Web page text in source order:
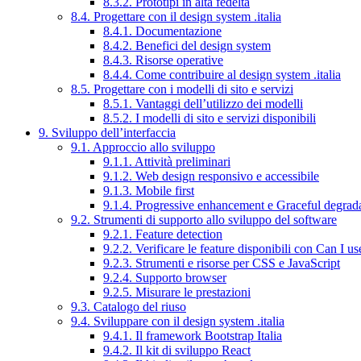
8.4. Progettare con il design system .italia
8.4.1. Documentazione
8.4.2. Benefici del design system
8.4.3. Risorse operative
8.4.4. Come contribuire al design system .italia
8.5. Progettare con i modelli di sito e servizi
8.5.1. Vantaggi dell’utilizzo dei modelli
8.5.2. I modelli di sito e servizi disponibili
9. Sviluppo dell’interfaccia
9.1. Approccio allo sviluppo
9.1.1. Attività preliminari
9.1.2. Web design responsivo e accessibile
9.1.3. Mobile first
9.1.4. Progressive enhancement e Graceful
9.2. Strumenti di supporto allo sviluppo del software
9.2.1. Feature detection
9.2.2. Verificare le feature disponibili con Can I
9.2.3. Strumenti e risorse per CSS e JavaScript
9.2.4. Supporto browser
9.2.5. Misurare le prestazioni
9.3. Catalogo del riuso
9.4. Sviluppare con il design system .italia
9.4.1. Il framework Bootstrap Italia
9.4.2. Il kit di sviluppo React